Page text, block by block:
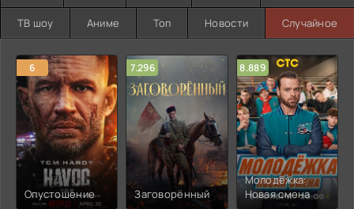
ТВ шоу Аниме Топ Новости Случайное
6
Опустошение
7.296
Заговорённый
8.889
Молодёжка:
Новая смена